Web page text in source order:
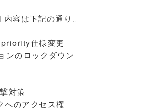
容は下記の通り。
仕様変更
のロックダウン
対策
のアクセス権